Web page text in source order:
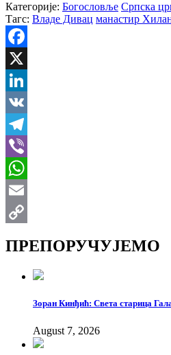
Категорије: Богословље Српска
Тагс: Владе Дивац манастир
Facebook
X
LinkedIn
VK
Telegram
Viber
WhatsApp
Email
ПРЕПОРУЧУЈЕМО
Зоран Кинђић: Света старица
August 7, 2026